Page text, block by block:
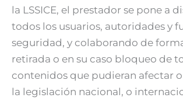
la LSSICE, el prestador se pone a
todos los usuarios, autoridades y
seguridad, y colaborando de
retirada o en su caso bloqueo de
contenidos que pudieran afectar
la legislación nacional, o